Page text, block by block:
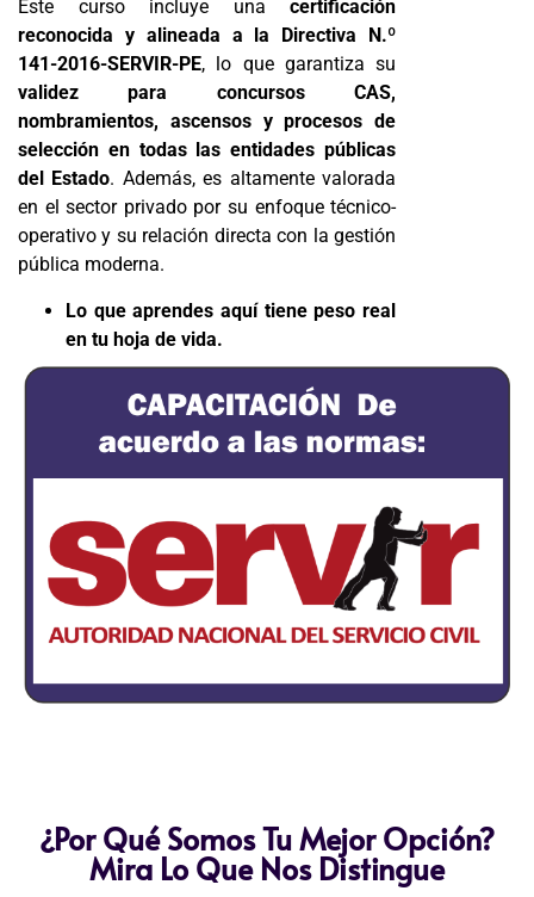
Este curso incluye unacertificación
reconocida y alineada a la Directiva N.º
141-2016-SERVIR-PE, lo que garantiza su
validez para concursos CAS,
nombramientos, ascensos y procesos de
selección en todas las entidades públicas
del Estado. Además, es altamente valorada
en el sector privado por su enfoque técnico-
operativo y su relación directa con la gestión
pública moderna.
Lo que aprendes aquí tiene peso real
en tu hoja de vida.
¿Por Qué Somos Tu Mejor Opción?
Mira Lo Que Nos Distingue